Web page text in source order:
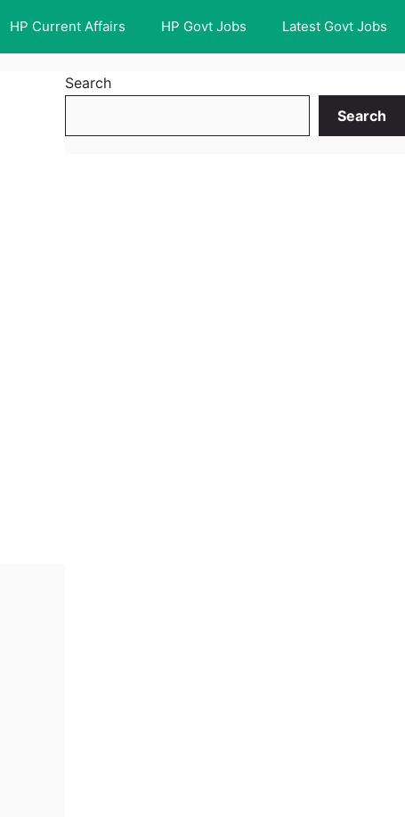
HP Current Affairs HP Govt Jobs Latest Govt Jobs
Search
Search